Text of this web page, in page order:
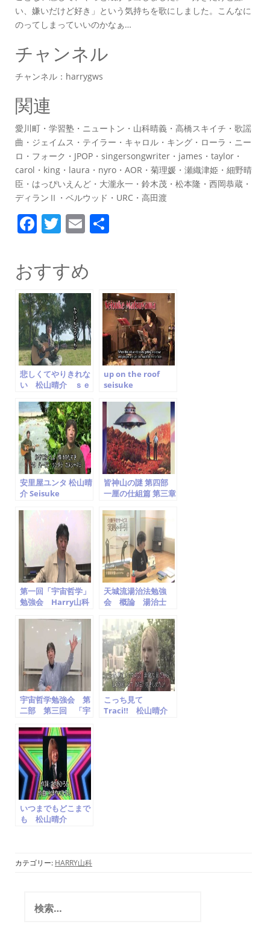
い、嫌いだけど好き」という気持ちを歌にしました。こんなに
のってしまっていいのかなぁ…
チャンネル
チャンネル：harrygws
関連
愛川町・学習塾・ニュートン・山科晴義・高橋スキイチ・歌謡
曲・ジェイムス・テイラー・キャロル・キング・ローラ・ニー
ロ・フォーク・JPOP・singersongwriter・james・taylor・
carol・king・laura・nyro・AOR・菊理媛・瀬織津姫・細野晴
臣・はっぴいえんど・大瀧永一・鈴木茂・松本隆・西岡恭蔵・
ディランⅡ・ベルウッド・URC・高田渡
F
c
e
b
o
o
k
T
itt
er
E
ai
l
おすすめ
悲しくてやりきれな
い 松山晴介 ｓｅ
ｓｕｙａｍａ
up on the roof
seisuke
king cover 松山晴
安里屋ユンタ 松山晴
介 Seisuke
皆神山の謎 第四部
一厘の仕組篇 第三章
第一回「宇宙哲学」
勉強会 Harry山科
天城流湯治法勉強
会 概論 湯治士
宇宙哲学勉強会 第
二部 第三回 「宇
harry山科
こっち見て
Traci!! 松山晴介
いつまでもどこまで
も 松山晴介
cover かまやつひ
カテゴリー: HARRY山科